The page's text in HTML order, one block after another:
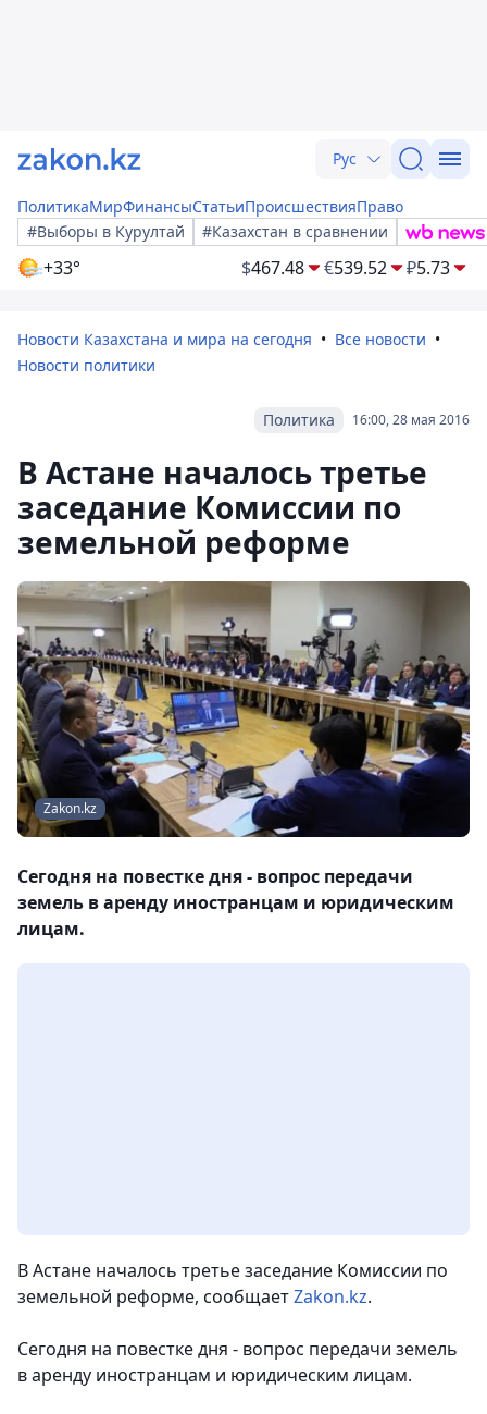
Рус
ПолитикаМирФинансыСтатьиПроисшествияПраво
#Выборы в Курултай
#Казахстан в сравнении
+33° $467.48 €539.52 ₽5.73
Новости Казахстана и мира на сегодня
Все новости
Новости политики
16:00, 28 мая 2016
Политика
В Астане началось третье
заседание Комиссии по
земельной реформе
Zakon.kz
Сегодня на повестке дня - вопрос передачи
земель в аренду иностранцам и юридическим
лицам.
В Астане началось третье заседание Комиссии по
земельной реформе, сообщаетZakon.kz.
Сегодня на повестке дня - вопрос передачи земель
в аренду иностранцам и юридическим лицам.